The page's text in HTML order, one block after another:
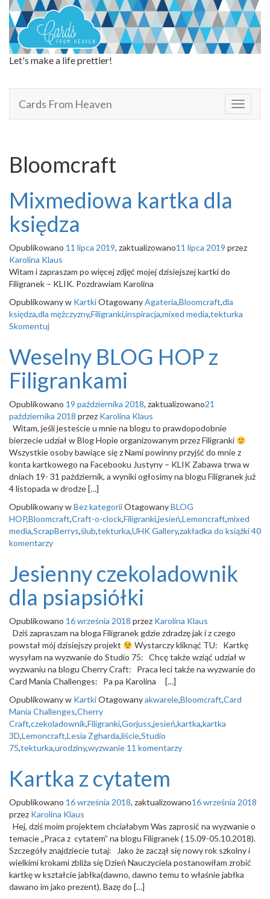
Let's make a life prettier!
T
o
t
Cards From Heaven
Bloomcraft
Mixmediowa kartka dla
księdza
Opublikowano 11 lipca 2019, zaktualizowano11 lipca 2019 przez
Karolina Klaus
Witam i zapraszam po więcej zdjęć mojej dzisiejszej kartki do
Filigranek – KLIK. Pozdrawiam Karolina
Opublikowany w KartkiOtagowanyAgateria,Bloomcraft,dla
księdza,dla mężczyzny,Filigranki,inspiracja,mixed media,tekturka
Skomentuj
Weselny BLOG HOP z
Filigrankami
Opublikowano 19 października 2018, zaktualizowano21
października 2018 przez Karolina Klaus
Witam, jeśli jesteście u mnie na blogu to prawdopodobnie
bierzecie udział w Blog Hopie organizowanym przez Filigranki
Wszystkie osoby bawiące się z Nami powinny przyjść do mnie z
konta kartkowego na Facebooku Justyny – KLIK Zabawa trwa w
dniach 19- 31 październik, a wyniki ogłosimy na blogu Filigranek już
4 listopada w drodze […]
Opublikowany wBez kategoriiOtagowanyBLOG
HOP,Bloomcraft,Craft-o-clock,Filigranki,jesień,Lemoncraft,mixed
media,ScrapBerrys,ślub,tekturka,UHK Gallery,zakładka do książki40
komentarzy
Jesienny czekoladownik
dla psiapsiółki
Opublikowano 16 września 2018 przez Karolina Klaus
Dziś zapraszam na bloga Filigranek gdzie zdradzę jak i z czego
powstał mój dzisiejszy projekt
Wystarczy kliknąć TU: Kartkę
wysyłam na wyzwanie do Studio 75: Chcę także wziąć udział w
wyzwaniu na blogu Cherry Craft: Praca leci także na wyzwanie do
Card Mania Challenges: Pa pa Karolina […]
Opublikowany w KartkiOtagowanyakwarele,Bloomcraft,Card
Mania Challenges,Cherry
Craft,czekoladownik,Filigranki,Gorjuss,jesień,kartka,kartka
3D,Lemoncraft,Lesia Zgharda,liście,Studio
75,tekturka,urodziny,wyzwanie 11 komentarzy
Kartka z cytatem
Opublikowano 16 września 2018, zaktualizowano16 września 2018
przez Karolina Klaus
Hej, dziś moim projektem chciałabym Was zaprosić na wyzwanie o
temacie „Praca z cytatem” na blogu Filigranek ( 15.09-05.10.2018).
Szczegóły znajdziecie tutaj: Jako że zaczął się nowy rok szkolny i
wielkimi krokami zbliża się Dzień Nauczyciela postanowiłam zrobić
kartkę w kształcie jabłka(dawno, dawno temu to właśnie jabłka
dawano im jako prezent). Bazę do […]